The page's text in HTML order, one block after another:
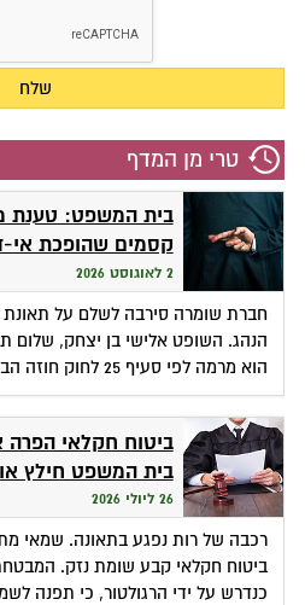
טרי מן המדף
בית המשפט: טענת
קסמים שהופכת אי-
2 לאוגוסט 2026
חברת שומרה סירבה לשלם על תאונת
הנהג. השופט אלישי בן יצחק, שלום
הוא מרמה לפי סעיף 25 לחוק חוזה הביטוח.
ביטוח חקלאי הפרה
בית המשפט חילץ
26 ליולי 2026
רכבה של רות נפגע בתאונה. שמאי
ביטוח חקלאי קבע שומת נזק.
כנדרש על ידי הרגולטור, כי תפנה